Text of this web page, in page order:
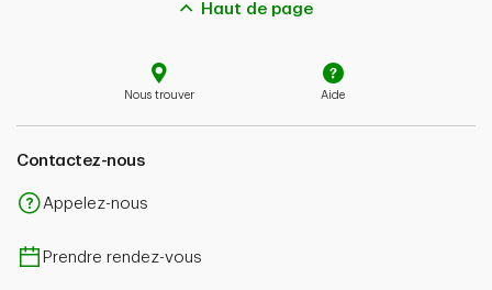
Haut de page
Nous trouver Aide
Contactez-nous
Appelez-nous
Prendre rendez-vous